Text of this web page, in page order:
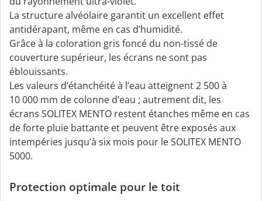
La structure alvéolaire garantit un excellent effet
antidérapant, même en cas d’humidité.
Grâce à la coloration gris foncé du non-tissé de
couverture supérieur, les écrans ne sont pas
éblouissants.
Les valeurs d’étanchéité à l’eau atteignent 2 500 à
10 000 mm de colonne d’eau ; autrement dit, les
écrans SOLITEX MENTO restent étanches même en cas
de forte pluie battante et peuvent être exposés aux
intempéries jusqu’à six mois pour le SOLITEX MENTO
5000.
Protection optimale pour le toit